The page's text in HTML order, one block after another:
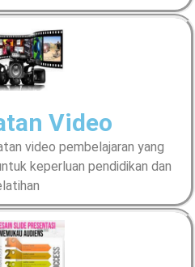
Video
video pembelajaran yang
keperluan pendidikan dan